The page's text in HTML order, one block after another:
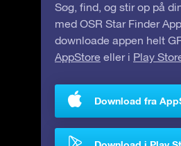
Søg, find, og stir op på
med OSR Star Finder
downloade appen helt
AppStore eller i Play
Download fra